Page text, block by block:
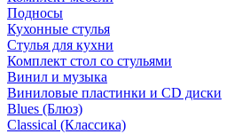
Подносы
Кухонные стулья
Стулья для кухни
Комплект стол со стульями
Винил и музыка
Виниловые пластинки и CD диски
Blues (Блюз)
Classical (Классика)